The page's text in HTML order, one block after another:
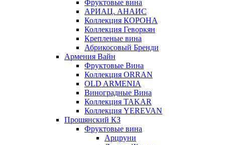
Фруктовые вина
АРИАЦ. АНАИС
Коллекция КОРОНА
Коллекция Геворкян
Крепленые вина
Абрикосовый Бренди
Армения Вайн
Фруктовые Вина
Коллекция ORRAN
OLD ARMENIA
Виноградные Вина
Коллекция TAKAR
Коллекция YEREVAN
Прошянский КЗ
Фруктовые вина
Арцруни